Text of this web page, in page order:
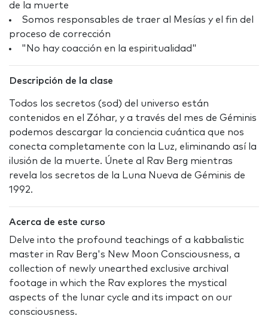
de la muerte
Somos responsables de traer al Mesías y el fin del
proceso de corrección
"No hay coacción en la espiritualidad"
Descripción de la clase
Todos los secretos (sod) del universo están
contenidos en el Zóhar, y a través del mes de Géminis
podemos descargar la conciencia cuántica que nos
conecta completamente con la Luz, eliminando así la
ilusión de la muerte. Únete al Rav Berg mientras
revela los secretos de la Luna Nueva de Géminis de
1992.
Acerca de este curso
Delve into the profound teachings of a kabbalistic
master in Rav Berg's New Moon Consciousness, a
collection of newly unearthed exclusive archival
footage in which the Rav explores the mystical
aspects of the lunar cycle and its impact on our
consciousness.